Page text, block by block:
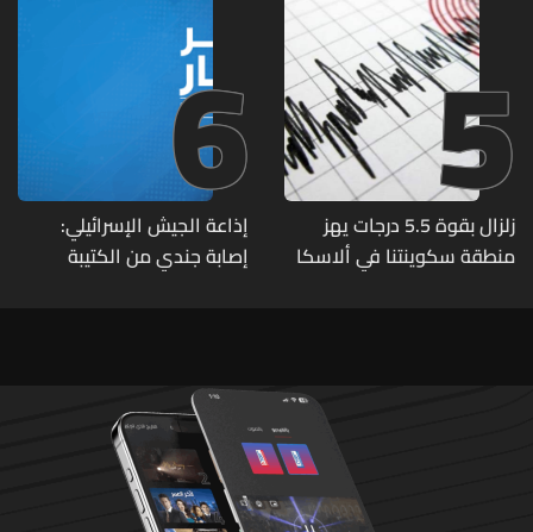
5
زلزال بقوة 5.5 درجات يهز
منطقة سكوينتنا في ألاسكا
6
إذاعة الجيش الإسرائيلي:
إصابة جندي من الكتيبة